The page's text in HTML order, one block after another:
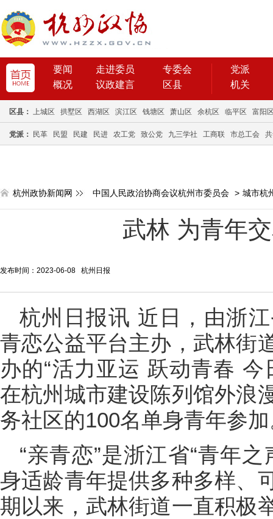
要闻 走进委员
专委会
概况
议政建言 区县
党派
机关
区县： 上城区 拱墅区 西湖区 滨江区 钱塘区 萧山区 余杭区 临平区 富阳
党派： 民革 民盟 民建 民进 农工党 致公党 九三学社 工商联 市总工会
杭州政协新闻网 中国人民政治协商会议杭州市委员会 > 城市杭
武林 为青年
发布时间：2023-06-08 杭州日报
杭州日报讯 近日，由浙
青恋公益平台主办，武林街
办的“活力亚运 跃动青春
在杭州城市建设陈列馆外浪
务社区的100名单身青年参
“亲青恋”是浙江省“青年
身适龄青年提供多种多样、
期以来，武林街道一直积极